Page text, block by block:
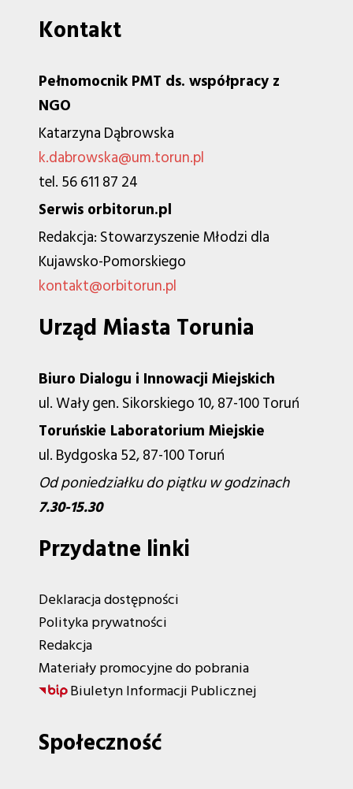
Kontakt
Pełnomocnik PMT ds. współpracy z
NGO
Katarzyna Dąbrowska
k.dabrowska@um.torun.pl
tel. 56 611 87 24
Serwis orbitorun.pl
Redakcja: Stowarzyszenie Młodzi dla
Kujawsko-Pomorskiego
kontakt@orbitorun.pl
Urząd Miasta Torunia
Biuro Dialogu i Innowacji Miejskich
ul. Wały gen. Sikorskiego 10, 87-100 Toruń
Toruńskie Laboratorium Miejskie
ul. Bydgoska 52, 87-100 Toruń
Od poniedziałku do piątku w godzinach
7.30-15.30
Przydatne linki
Deklaracja dostępności
Polityka prywatności
Redakcja
Materiały promocyjne do pobrania
Biuletyn Informacji Publicznej
Społeczność